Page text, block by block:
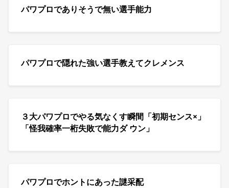
パワプロでありそうで無い選手能力
パワプロで隠れた強い選手教えてクレメンス
３大パワプロでやる気なくす瞬間「初期センス×」
「怪我確率一桁失敗で能力ダ ウン」
パワプロでホントにあった謎采配